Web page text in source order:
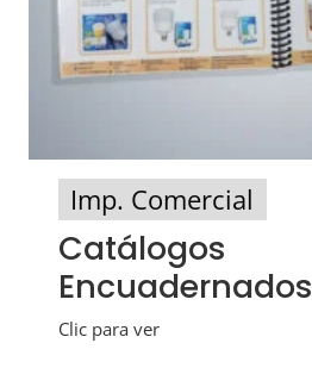
Imp. Comercial
Catálogos
Encuadernados
Clic para ver